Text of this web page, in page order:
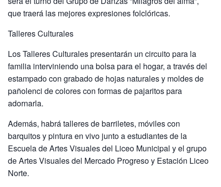
que traerá las mejores expresiones folclóricas.
Talleres Culturales
Los Talleres Culturales presentarán un circuito para la
familia interviniendo una bolsa para el hogar, a través del
estampado con grabado de hojas naturales y moldes de
pañolenci de colores con formas de pajaritos para
adornarla.
Además, habrá talleres de barriletes, móviles con
barquitos y pintura en vivo junto a estudiantes de la
Escuela de Artes Visuales del Liceo Municipal y el grupo
de Artes Visuales del Mercado Progreso y Estación Liceo
Norte.